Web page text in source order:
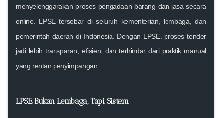
menyelenggarakan proses pengadaan barang dan jasa secara
online. LPSE tersebar di seluruh kementerian, lembaga, dan
pemerintah daerah di Indonesia. Dengan LPSE, proses tender
jadi lebih transparan, efisien, dan terhindar dari praktik manual
yang rentan penyimpangan.
LPSE Bukan Lembaga, Tapi Sistem